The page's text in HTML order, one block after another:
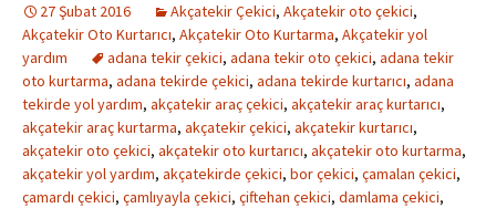
27 Şubat 2016 Akçatekir Çekici, Akçatekir oto çekici,
Akçatekir Oto Kurtarıcı, Akçatekir Oto Kurtarma, Akçatekir yol
yardım
adana tekir çekici, adana tekir oto çekici, adana tekir
oto kurtarma, adana tekirde çekici, adana tekirde kurtarıcı, adana
tekirde yol yardım, akçatekir araç çekici, akçatekir araç kurtarıcı,
akçatekir araç kurtarma, akçatekir çekici, akçatekir kurtarıcı,
akçatekir oto çekici, akçatekir oto kurtarıcı, akçatekir oto kurtarma,
akçatekir yol yardım, akçatekirde çekici, bor çekici, çamalan çekici,
çamardı çekici, çamlıyayla çekici, çiftehan çekici, damlama çekici,